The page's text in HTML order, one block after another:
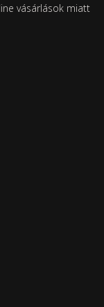
vásárlások miatt